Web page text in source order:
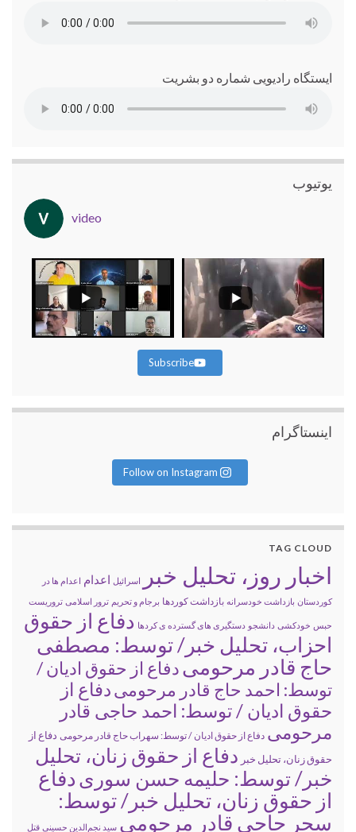
ایستگاه رادیویی شماره دو بشریت
یوتیوب
video
Subscribe
اینستاگرام
Follow on Instagram
TAG CLOUD
اخبار روز، تحلیل خبر اسرائیل اعدام اعدام ها در
کوردستان بازداشت خودسرانه بازداشت کوردها برجام و تحریم ترور اسلامی تروریست
حبس خودکشی دانشجو دستگیری های گسترده ی کردها دفاع از حقوق
احزاب، تحلیل خبر/ توسط: مصطفی
حاج قادر مرحومیدفاع از حقوق ادیان /
توسط: احمد حاج قادر مرحومیدفاع از
حقوق ادیان / توسط: احمد حاجی قادر
مرحومی دفاع از حقوق ادیان / توسط: سهراب حاج قادر مرحومی دفاع از
حقوق زنان، تحلیل خبر دفاع از حقوق زنان، تحلیل
خبر/ توسط: حلیمه حسن سوری دفاع
از حقوق زنان، تحلیل خبر/ توسط:
سحر حاجی قادر مرحومی سید نجم‌الدین حسینی قتل